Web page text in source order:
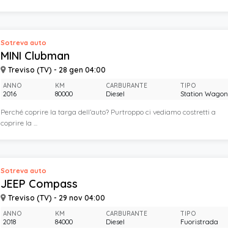
MINI Clubman
Treviso (TV) - 28 gen 04:00
Sotreva auto
Perché coprire la targa dell’auto? Purtroppo ci vediamo costretti a
coprire la ...
ANNO
2016
KM
80000
CARBURANTE
Diesel
TIPO
Station Wagon
JEEP Compass
Treviso (TV) - 29 nov 04:00
Sotreva auto
ANNO
2018
KM
84000
CARBURANTE
Diesel
TIPO
Fuoristrada